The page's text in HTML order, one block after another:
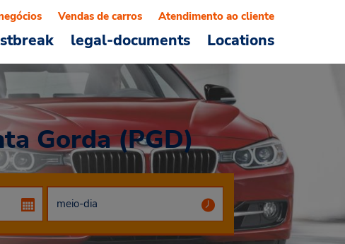
legal-documents Locations
Vendas de carros Atendimento ao cliente
Gorda (PGD)